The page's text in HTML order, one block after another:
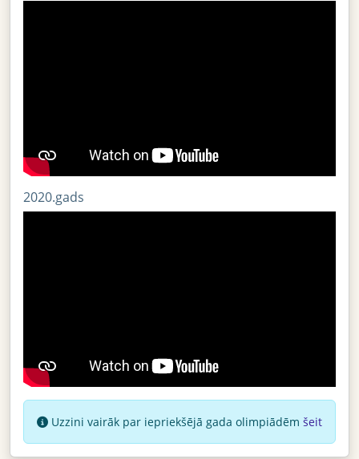
2020.gads
Uzzini vairāk par iepriekšējā gada olimpiādēm šeit